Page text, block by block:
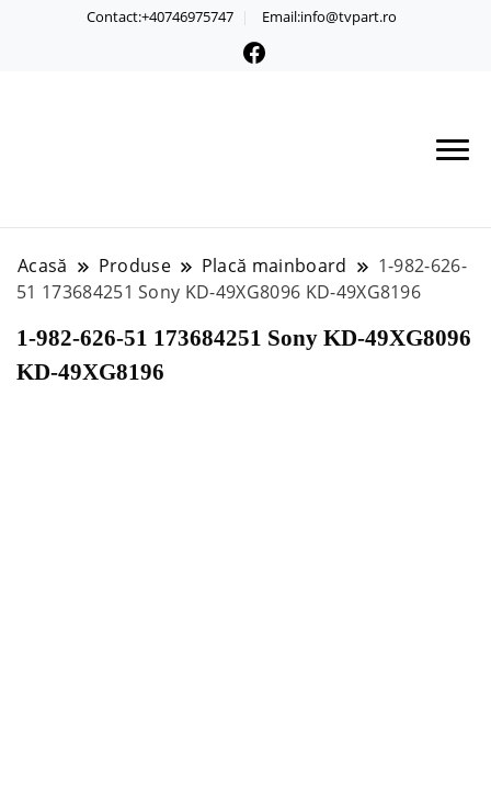
Contact:+40746975747 Email:info@tvpart.ro
Acasă Produse Placă mainboard
1-982-626-
51 173684251 Sony KD-49XG8096 KD-49XG8196
1-982-626-51 173684251 Sony KD-49XG8096
KD-49XG8196